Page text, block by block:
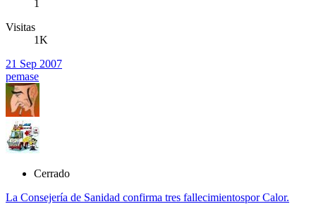
1
Visitas
1K
21 Sep 2007
pemase
Cerrado
La Consejería de Sanidad confirma tres fallecimientospor Calor.